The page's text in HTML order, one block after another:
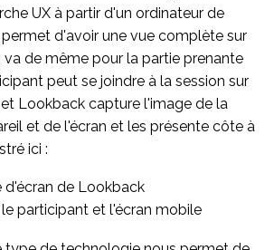
UX à partir d'un ordinateur de
permet d'avoir une vue complète sur
va de même pour la partie prenante
peut se joindre à la session sur
Lookback capture l'image de la
et de l'écran et les présente côte à
ici :